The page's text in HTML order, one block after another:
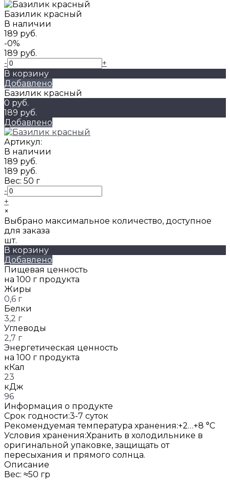
Базилик красный
В наличии
189 руб.
-0%
189 руб.
-
+
В корзину
Добавлено
Базилик красный
0 руб.
189 руб.
Добавлено
Артикул:
В наличии
189 руб.
189 руб.
Вес: 50 г
-
+
×
Выбрано максимальное количество, доступное
для заказа
шт.
В корзину
Добавлено
Пищевая ценность
на 100 г продукта
Жиры
0,6 г
Белки
3,2 г
Углеводы
2,7 г
Энергетическая ценность
на 100 г продукта
кКал
23
кДж
96
Информация о продукте
Срок годности:3-7 суток
Рекомендуемая температура хранения:+2…+8 °C
Условия хранения:Хранить в холодильнике в
оригинальной упаковке, защищать от
пересыхания и прямого солнца.
Описание
Вес: ≈50 гр